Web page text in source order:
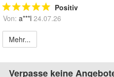
Positiv
Von: a***l 24.07.26
Mehr...
Verpasse keine